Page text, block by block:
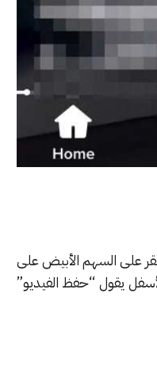
على السهم الأبيض على
يقول “حفظ الفيديو”